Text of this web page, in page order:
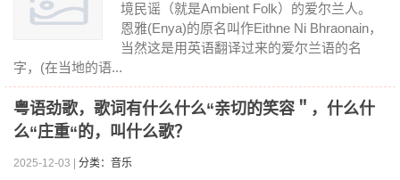
境民谣（就是Ambient Folk）的爱尔兰人。
恩雅(Enya)的原名叫作Eithne Ni Bhraonain，
当然这是用英语翻译过来的爱尔兰语的名
字，(在当地的语...
粤语劲歌，歌词有什么什么“亲切的笑容＂，什么什
么“庄重“的，叫什么歌？
2025-12-03 | 分类：音乐